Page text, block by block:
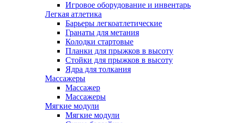
Игровое оборудование и инвентарь
Легкая атлетика
Барьеры легкоатлетические
Гранаты для метания
Колодки стартовые
Планки для прыжков в высоту
Стойки для прыжков в высоту
Ядра для толкания
Массажеры
Массажер
Массажеры
Мягкие модули
Мягкие модули